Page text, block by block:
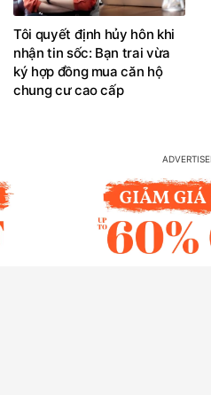
Tôi quyết định hủy hôn khi
nhận tin sốc: Bạn trai vừa
ký hợp đồng mua căn hộ
chung cư cao cấp